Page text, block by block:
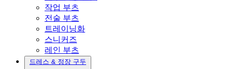
작업 부츠
전술 부츠
트레이닝화
스니커즈
레인 부츠
드레스 & 정장 구두